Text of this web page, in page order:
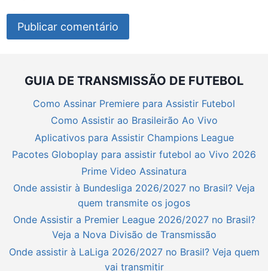
GUIA DE TRANSMISSÃO DE FUTEBOL
Como Assinar Premiere para Assistir Futebol
Como Assistir ao Brasileirão Ao Vivo
Aplicativos para Assistir Champions League
Pacotes Globoplay para assistir futebol ao Vivo 2026
Prime Video Assinatura
Onde assistir à Bundesliga 2026/2027 no Brasil? Veja
quem transmite os jogos
Onde Assistir a Premier League 2026/2027 no Brasil?
Veja a Nova Divisão de Transmissão
Onde assistir à LaLiga 2026/2027 no Brasil? Veja quem
vai transmitir